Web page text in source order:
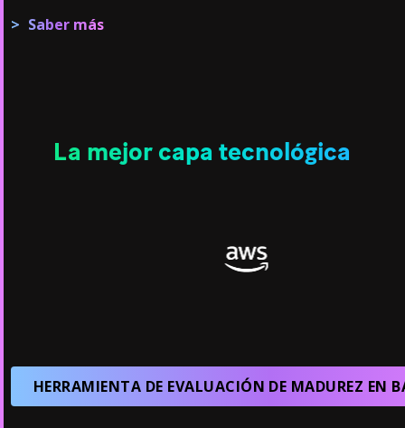
Saber más
La mejor capa tecnológica
HERRAMIENTA DE EVALUACIÓN DE MADUREZ EN